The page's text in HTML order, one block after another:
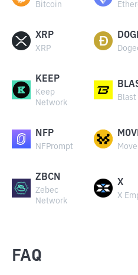
Bitcoin
XRP
XRP
KEEP
Keep
Network
Blast
NFP
NFPrompt
ZBCN
Zebec
Network
X
X
FAQ